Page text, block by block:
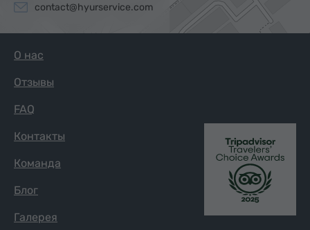
contact@hyurservice.com
О нас
Отзывы
FAQ
Контакты
Команда
Блог
Галерея